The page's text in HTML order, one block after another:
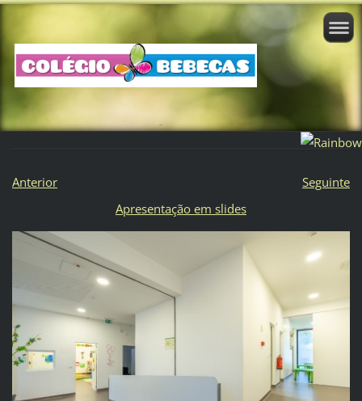
Anterior
Seguinte
Apresentação em slides